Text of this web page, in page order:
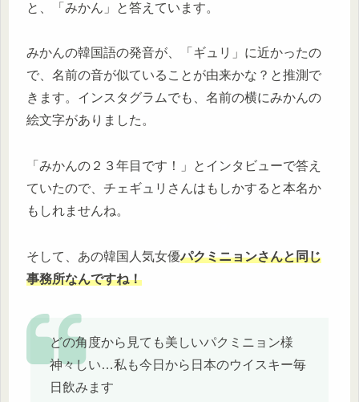
と、「みかん」と答えています。
みかんの韓国語の発音が、「ギュリ」に近かったの
で、名前の音が似ていることが由来かな？と推測で
きます。インスタグラムでも、名前の横にみかんの
絵文字がありました。
「みかんの２３年目です！」とインタビューで答え
ていたので、チェギュリさんはもしかすると本名か
もしれませんね。
そして、あの韓国人気女優パクミニョンさんと同じ
事務所なんですね！
どの角度から見ても美しいパクミニョン様
神々しい…私も今日から日本のウイスキー毎
日飲みます